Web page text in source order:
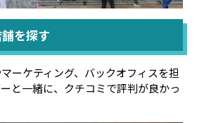
を探す
ーケティング、バックオフィスを担
と一緒に、クチコミで評判が良かっ